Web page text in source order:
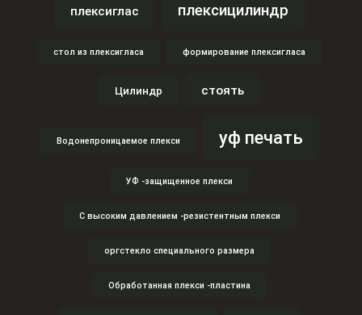
плексиглас плексицилиндр
стол из плексигласа формирование плексигласа
Цилиндр стоять
Водонепроницаемое плекси уф печать
УФ -защищенное плекси
С высоким давлением -резистентным плекси
оргстекло специального размера
Обработанная плекси -пластина